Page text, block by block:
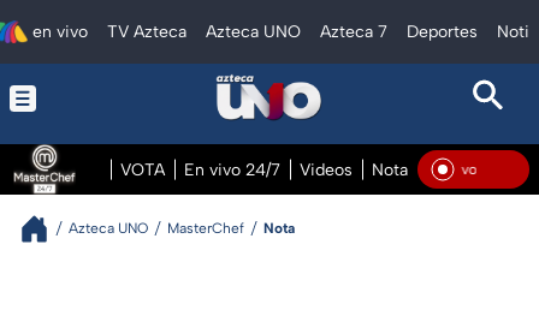
en vivo TV Azteca Azteca UNO Azteca 7 Deportes
VOTA En vivo 24/7 Videos Notas En vivo En
Azteca UNO MasterChef Nota